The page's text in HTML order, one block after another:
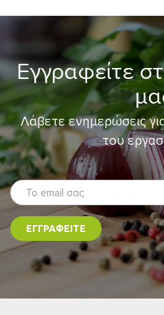
Εγγραφείτε
Λάβετε ενημερώσεις
του
ΕΓΓΡΑΦΕΙΤΕ